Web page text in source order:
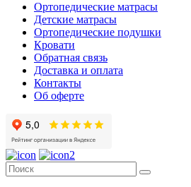
Ортопедические матрасы
Детские матрасы
Ортопедические подушки
Кровати
Обратная связь
Доставка и оплата
Контакты
Об оферте